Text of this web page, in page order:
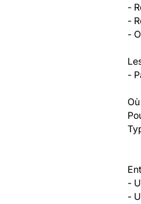
-
-
-
-
-
-